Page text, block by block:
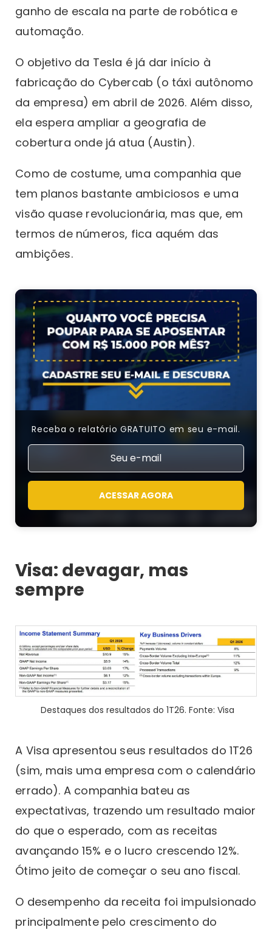
ganho de escala na parte de robótica e
automação.
O objetivo da Tesla é já dar início à
fabricação do Cybercab (o táxi autônomo
da empresa) em abril de 2026. Além disso,
ela espera ampliar a geografia de
cobertura onde já atua (Austin).
Como de costume, uma companhia que
tem planos bastante ambiciosos e uma
visão quase revolucionária, mas que, em
termos de números, fica aquém das
ambições.
Receba o relatório GRATUITO em seu e-mail.
ACESSAR AGORA
Visa: devagar, mas
sempre
Destaques dos resultados do 1T26. Fonte: Visa
A Visa apresentou seus resultados do 1T26
(sim, mais uma empresa com o calendário
errado). A companhia bateu as
expectativas, trazendo um resultado maior
do que o esperado, com as receitas
avançando 15% e o lucro crescendo 12%.
Ótimo jeito de começar o seu ano fiscal.
O desempenho da receita foi impulsionado
principalmente pelo crescimento do